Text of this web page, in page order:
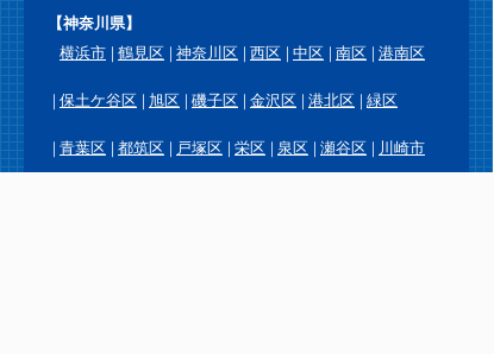
【神奈川県】
横浜市
鶴見区 神奈川区 西区 中区 南区 港南区
保土ケ谷区 旭区 磯子区 金沢区 港北区 緑区
青葉区 都筑区 戸塚区 栄区 泉区 瀬谷区 川崎市